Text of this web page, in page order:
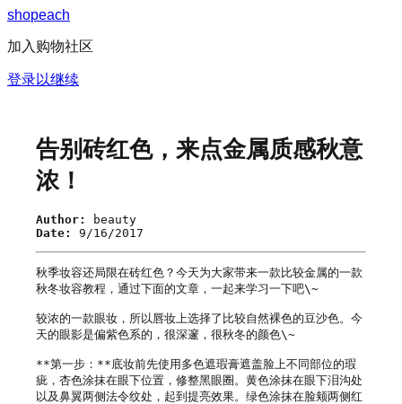
shopeach
加入购物社区
登录以继续
告别砖红色，来点金属质感秋意
浓！
Author:
beauty
Date:
9/16/2017
秋季妆容还局限在砖红色？今天为大家带来一款比较金属的一款
秋冬妆容教程，通过下面的文章，一起来学习一下吧\~
较浓的一款眼妆，所以唇妆上选择了比较自然裸色的豆沙色。今
天的眼影是偏紫色系的，很深邃，很秋冬的颜色\~
**第一步：**底妆前先使用多色遮瑕膏遮盖脸上不同部位的瑕
疵，杏色涂抹在眼下位置，修整黑眼圈。黄色涂抹在眼下泪沟处
以及鼻翼两侧法令纹处，起到提亮效果。绿色涂抹在脸颊两侧红